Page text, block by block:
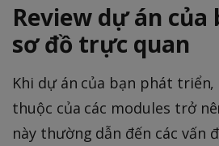
Review dự án của
sơ đồ trực quan
Khi dự án của bạn phát
thuộc của các modules trở
này thường dẫn đến các vấn